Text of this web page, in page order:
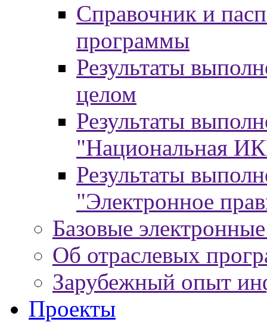
Справочник и
программы
Результаты
целом
Результаты
"Национальная
Результаты
"Электронное
Базовые
Об отраслевых
Зарубежный опыт
Проекты